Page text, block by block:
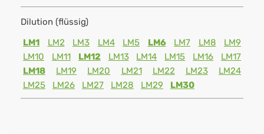
Dilution (flüssig)
LM1
LM2 LM3 LM4 LM5 LM6 LM7 LM8
LM9
LM10
LM11 LM12 LM13 LM14 LM15 LM16
LM17
LM18
LM19 LM20 LM21 LM22 LM23
LM24
LM25
LM26 LM27 LM28 LM29 LM30